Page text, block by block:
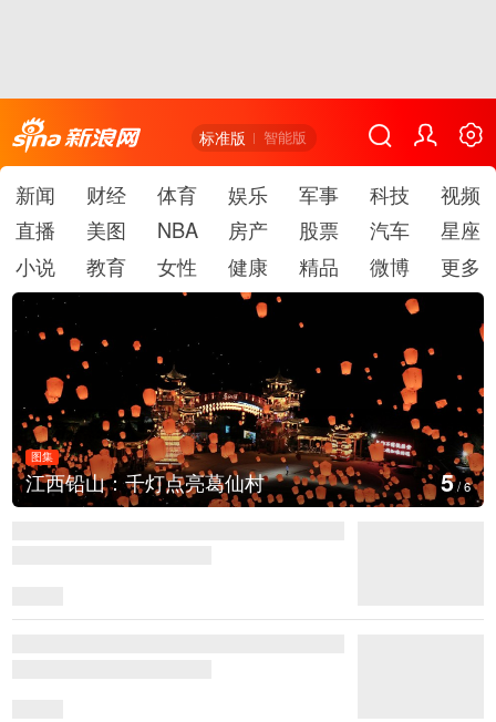
标准版 智能版
新闻 财经 体育 娱乐 军事 科技
视频
直播
美图 NBA 房产 股票 汽车
星座
小说
教育 女性 健康 精品 微博 更多
图集
江西铅山：千灯点亮葛仙村 5/6